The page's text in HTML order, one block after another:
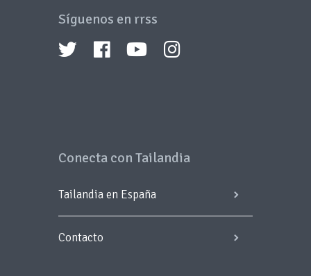
Síguenos en rrss
Conecta con Tailandia
Tailandia en España
Contacto